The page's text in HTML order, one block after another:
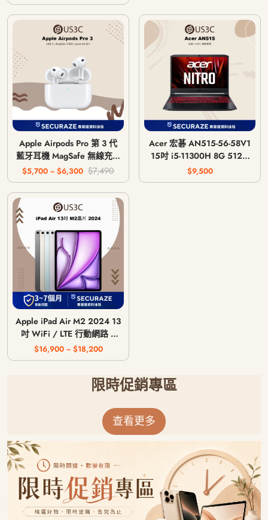
Apple Airpods Pro 第 3 代
藍牙耳機 MagSafe 無線充電
版 USB-C
$5,700 ~ $6,300 $7,490
Acer 宏碁 AN515-56-58V1
15吋 i5-11300H 8G 512G
GTX 1650 4G
$9,500
Apple iPad Air M2 2024 13
吋 WiFi / LTE 行動網路 /
128G 256G 512G 1T
$16,900 ~ $18,200
限時促銷專區
查看更多